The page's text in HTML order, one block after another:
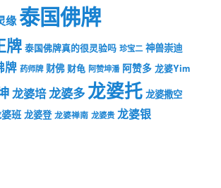
缘泰国佛牌
牌 泰国佛牌真的很灵验吗 珍宝二 神兽崇迪
牌 药师牌 财佛 财龟 阿赞坤潘 阿赞多 龙婆Yim
龙婆培 龙婆多龙婆托 龙婆撒空
班 龙婆登 龙婆禅南 龙婆贵 龙婆银